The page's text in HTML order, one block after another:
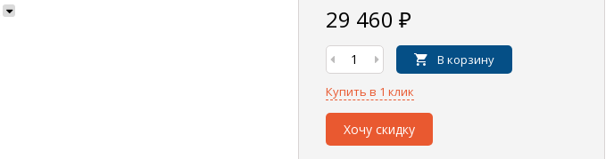
29 460 ₽
В корзину
Купить в 1 клик
Хочу скидку